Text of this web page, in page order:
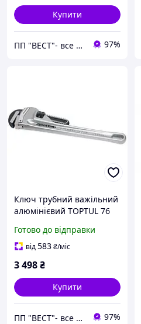
Купити
ПП "ВЕСТ"- все для зварки, спецодяг та взуття, пожежна безпека, покрівельні матеріали. 97%
Ключ трубний важільний
алюмінієвий TOPTUL 76
Готово до відправки
від583₴/міс
3 498₴
Купити
ПП "ВЕСТ"- все для зварки, спецодяг та взуття, пожежна безпека, покрівельні матеріали. 97%